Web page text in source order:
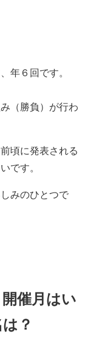
年６回です。
（勝負）が行わ
頃に発表される
です。
みのひとつで
催月はい
？